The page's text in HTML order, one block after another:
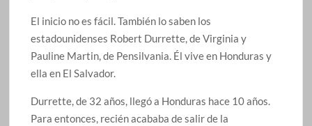
El inicio no es fácil. También lo saben los
estadounidenses Robert Durrette, de Virginia y
Pauline Martin, de Pensilvania. Él vive en Honduras y
ella en El Salvador.
Durrette, de 32 años, llegó a Honduras hace 10 años.
Para entonces, recién acababa de salir de la